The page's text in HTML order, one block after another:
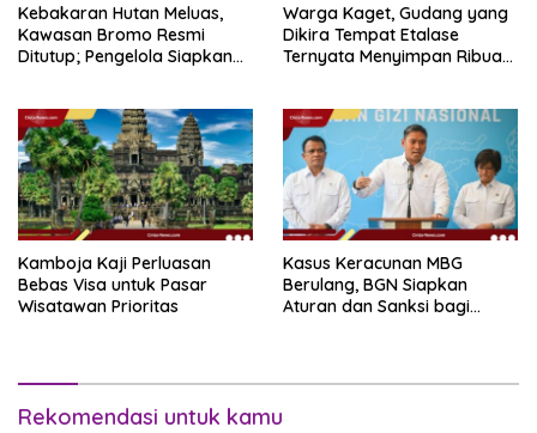
Kebakaran Hutan Meluas,
Kawasan Bromo Resmi
Ditutup; Pengelola Siapkan
Warga Kaget, Gudang yang
Dikira Tempat Etalase
Ternyata Menyimpan Ribuan
Kamboja Kaji Perluasan
Bebas Visa untuk Pasar
Wisatawan Prioritas
Kasus Keracunan MBG
Berulang, BGN Siapkan
Aturan dan Sanksi bagi
Rekomendasi untuk kamu